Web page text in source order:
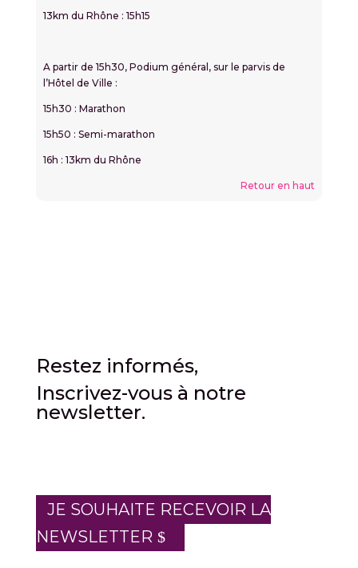
13km du Rhône : 15h15
A partir de 15h30, Podium général, sur le parvis de
l’Hôtel de Ville :
15h30 : Marathon
15h50 : Semi-marathon
16h : 13km du Rhône
Retour en haut
Restez informés,
Inscrivez-vous à notre
newsletter.
JE SOUHAITE RECEVOIR LA
NEWSLETTER